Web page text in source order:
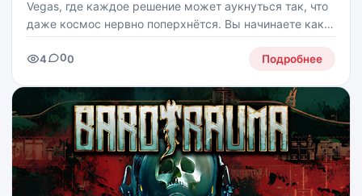
Vegas, где каждое решение может аукнуться так, что
даже космос нервно поперхнётся. Вы начинаете как
заключённый, сбегаете на спасательной капсуле,
терпите крушение на заброшенной планете и
4 00 Подробнее